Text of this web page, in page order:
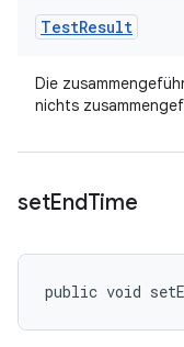
TestResult
Die
nichts
setEndTime
public void